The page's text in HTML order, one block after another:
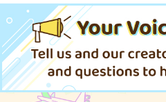
629円 （税込）
流川楓×桜木花道
サンプル
作品詳細
2,044
流川楓×桜木花
サンプ
作品詳